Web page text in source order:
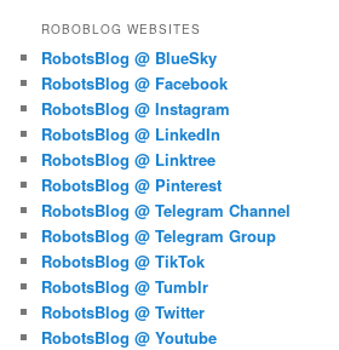
ROBOBLOG WEBSITES
RobotsBlog @ BlueSky
RobotsBlog @ Facebook
RobotsBlog @ Instagram
RobotsBlog @ LinkedIn
RobotsBlog @ Linktree
RobotsBlog @ Pinterest
RobotsBlog @ Telegram Channel
RobotsBlog @ Telegram Group
RobotsBlog @ TikTok
RobotsBlog @ Tumblr
RobotsBlog @ Twitter
RobotsBlog @ Youtube